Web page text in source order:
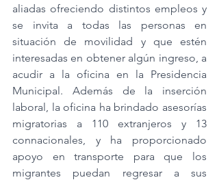
aliadas ofreciendo distintos empleos y
se invita a todas las personas en
situación de movilidad y que estén
interesadas en obtener algún ingreso, a
acudir a la oficina en la Presidencia
Municipal. Además de la inserción
laboral, la oficina ha brindado asesorías
migratorias a 110 extranjeros y 13
connacionales, y ha proporcionado
apoyo en transporte para que los
migrantes puedan regresar a sus